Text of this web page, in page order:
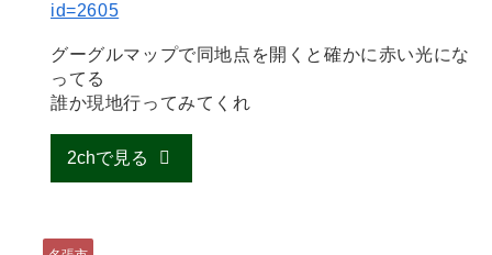
id=2605
グーグルマップで同地点を開くと確かに赤い光にな
ってる
誰か現地行ってみてくれ
2chで見る